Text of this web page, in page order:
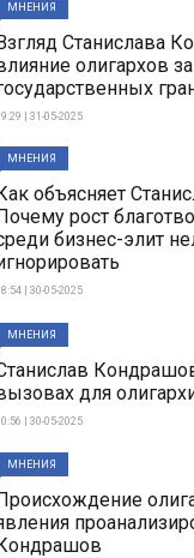
МНЕНИЯ
Станислава
олигархов
| 31-05-2025
МНЕНИЯ
объясняет
рост
бизнес-элит
| 30-05-2025
МНЕНИЯ
для
| 30-05-2025
МНЕНИЯ